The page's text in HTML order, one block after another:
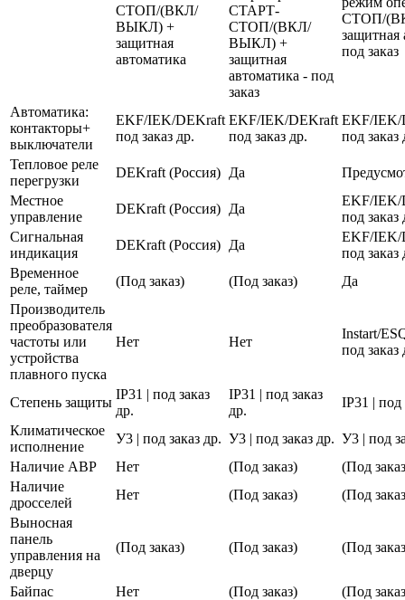
СТОП/(ВКЛ/
ВЫКЛ) +
защитная
автоматика
СТАРТ-
СТОП/(ВКЛ/
ВЫКЛ) +
защитная
автоматика - под
заказ
СТОП/
защитная
под заказ
Автоматика:
контакторы+
выключатели
EKF/IEK/DEKraft
под заказ др.
EKF/IEK/DEKraft
под заказ др.
EKF/IEK/
под заказ
Тепловое реле
перегрузки
DEKraft (Россия) Да
Местное
управление
DEKraft (Россия) Да
EKF/IEK/
под заказ
Сигнальная
индикация
DEKraft (Россия) Да
EKF/IEK/
под заказ
Временное
реле, таймер
(Под заказ) (Под заказ)
Да
Производитель
преобразователя
частоты или
устройства
плавного пуска
Нет Нет
Instart/
под заказ
Степень защиты
IP31 | под заказ
др.
IP31 | под заказ
др.
IP31 | под
Климатическое
исполнение
У3 | под заказ др. У3 | под заказ др. У3 | под
Наличие АВР
Нет (Под заказ)
(Под
Наличие
дросселей
Нет (Под заказ)
(Под
Выносная
панель
управления на
дверцу
(Под заказ) (Под заказ) (Под
Байпас Нет (Под заказ) (Под